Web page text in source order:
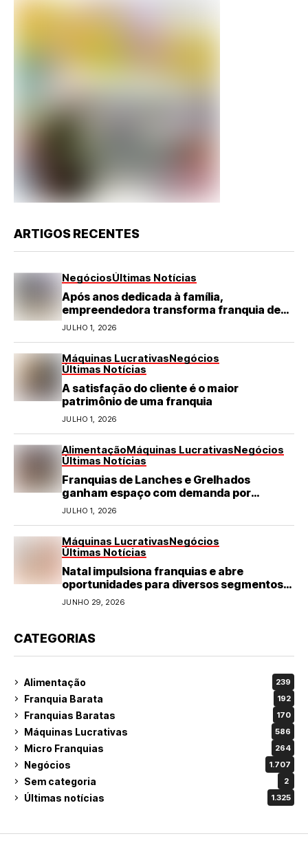
ARTIGOS RECENTES
NegóciosÚltimas Notícias
Após anos dedicada à família,
empreendedora transforma franquia de
turismo em negócio de destaque no RN
JULHO 1, 2026
Máquinas LucrativasNegócios
Últimas Notícias
A satisfação do cliente é o maior
patrimônio de uma franquia
JULHO 1, 2026
AlimentaçãoMáquinas LucrativasNegócios
Últimas Notícias
Franquias de Lanches e Grelhados
ganham espaço com demanda por
refeições rápidas e de qualidade
JULHO 1, 2026
Máquinas LucrativasNegócios
Últimas Notícias
Natal impulsiona franquias e abre
oportunidades para diversos segmentos
do varejo
JUNHO 29, 2026
CATEGORIAS
Alimentação 239
Franquia Barata 192
Franquias Baratas 170
Máquinas Lucrativas 586
Micro Franquias 264
Negócios 1.707
Sem categoria 2
Últimas notícias 1.325